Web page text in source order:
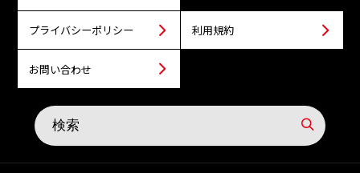
プライバシーポリシー 利用規約
お問い合わせ